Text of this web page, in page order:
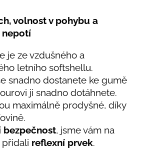
volnost v pohybu a
nepotí
je ze vzdušného a
letního softshellu.
snadno dostanete ke gumě
ji snadno dotáhnete.
maximálně prodyšné, díky
bezpečnost, jsme vám na
přidali reflexní prvek.